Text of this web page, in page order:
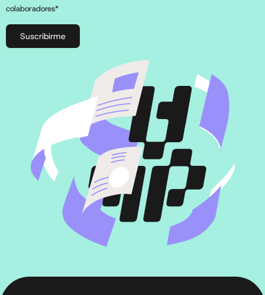
colaboradores*
Suscribirme